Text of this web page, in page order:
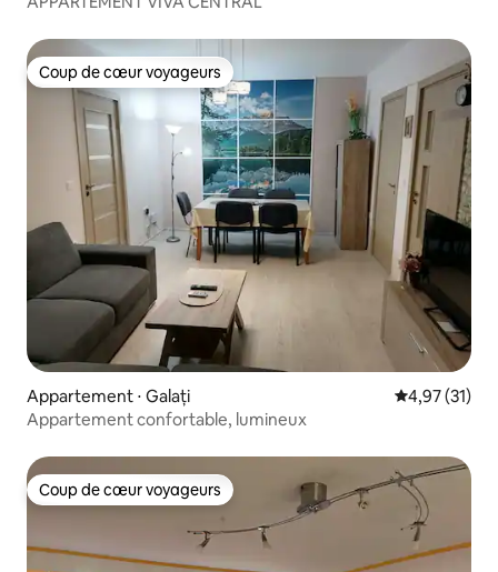
Coup de cœur voyageurs
Coup de cœur voyageurs
Appartement ⋅ Galați Évaluation
4,97 (31)
Appartement confortable, lumineux
Coup de cœur voyageurs
Coup de cœur voyageurs